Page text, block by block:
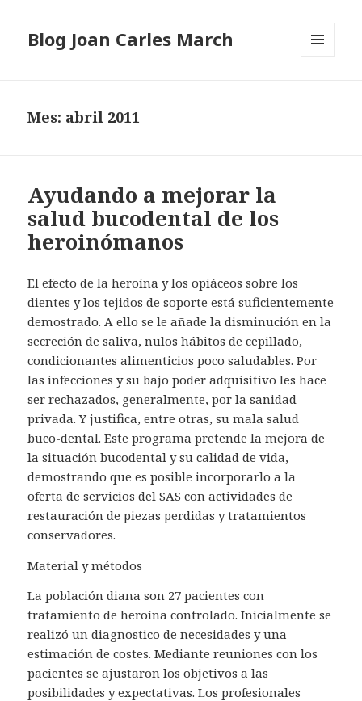
Blog Joan Carles March
Mes: abril 2011
Ayudando a mejorar la
salud bucodental de los
heroinómanos
El efecto de la heroína y los opiáceos sobre los
dientes y los tejidos de soporte está suficientemente
demostrado. A ello se le añade la disminución en la
secreción de saliva, nulos hábitos de cepillado,
condicionantes alimenticios poco saludables.Por
las infecciones y su bajo poder adquisitivo les hace
ser rechazados, generalmente, por la sanidad
privada.Y justifica, entre otras,su mala salud
buco-dental.Este programa pretende la mejora de
la situación bucodentaly su calidad de vida,
demostrando que es posibleincorporarlo a la
oferta de servicios del SAS con actividades de
restauración de piezas perdidas y tratamientos
conservadores.
Material y métodos
La población diana son 27 pacientes con
tratamiento de heroína controlado. Inicialmente se
realizó un diagnostico de necesidades y una
estimación de costes. Mediante reuniones con los
pacientes se ajustaron los objetivos a las
posibilidades y expectativas. Los profesionales